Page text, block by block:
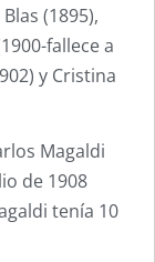
(1895),
fallece a
y Cristina
Magaldi
de 1908
tenía 10